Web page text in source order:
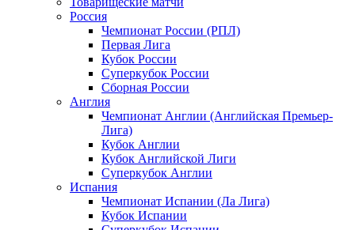
Россия
Чемпионат России (РПЛ)
Первая Лига
Кубок России
Суперкубок России
Сборная России
Англия
Чемпионат Англии (Английская Премьер-
Лига)
Кубок Англии
Кубок Английской Лиги
Суперкубок Англии
Испания
Чемпионат Испании (Ла Лига)
Кубок Испании